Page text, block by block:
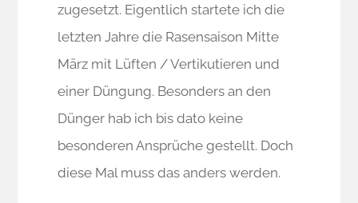
zugesetzt. Eigentlich startete ich die
letzten Jahre die Rasensaison Mitte
März mit Lüften / Vertikutieren und
einer Düngung. Besonders an den
Dünger hab ich bis dato keine
besonderen Ansprüche gestellt. Doch
diese Mal muss das anders werden.